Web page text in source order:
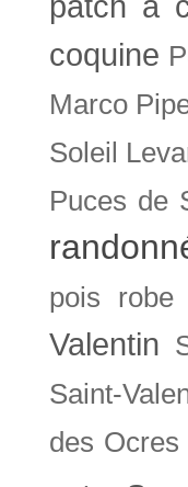
coquine
Marco
Soleil
Puces de
pois
robe
Valentin
Saint-
des Ocres